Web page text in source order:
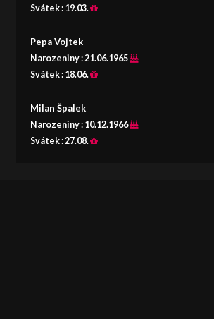
Svátek : 19.03.
Pepa Vojtek
Narozeniny :21.06.1965
Svátek : 18.06.
Milan Špalek
Narozeniny : 10.12.1966
Svátek :27.08.